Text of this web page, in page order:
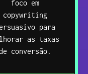
foco em
copywriting
para
as taxas
conversão.